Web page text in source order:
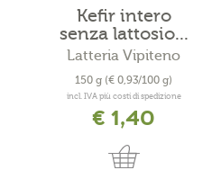
Kefir intero
senza lattosio...
Latteria Vipiteno
150 g (€ 0,93/100 g)
incl. IVA più costi di spedizione
€ 1,40